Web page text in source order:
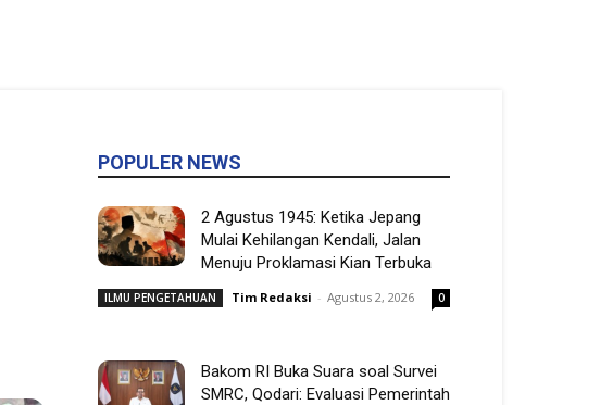
POPULER NEWS
2 Agustus 1945: Ketika Jepang
Mulai Kehilangan Kendali, Jalan
Menuju Proklamasi Kian Terbuka
ILMU PENGETAHUAN Tim Redaksi - Agustus 2, 2026 0
Bakom RI Buka Suara soal Survei
SMRC, Qodari: Evaluasi Pemerintah